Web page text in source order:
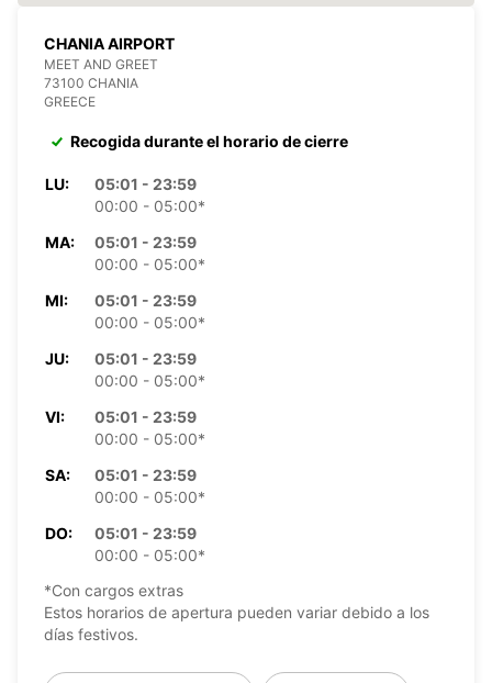
CHANIA AIRPORT
MEET AND GREET
73100 CHANIA
GREECE
Recogida durante el horario de cierre
LU:
05:01 - 23:59
00:00 - 05:00*
MA:
05:01 - 23:59
00:00 - 05:00*
MI:
05:01 - 23:59
00:00 - 05:00*
JU:
05:01 - 23:59
00:00 - 05:00*
VI:
05:01 - 23:59
00:00 - 05:00*
SA:
05:01 - 23:59
00:00 - 05:00*
DO:
05:01 - 23:59
00:00 - 05:00*
*Con cargos extras
Estos horarios de apertura pueden variar debido a los
días festivos.